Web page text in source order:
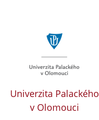
Univerzita Palackého
v Olomouci